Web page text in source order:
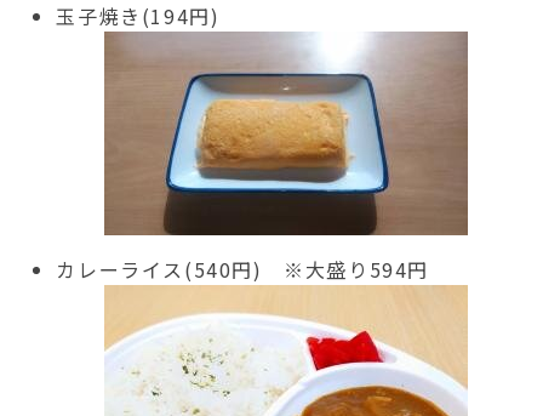
玉子焼き(194円)
カレーライス(540円) ※大盛り594円